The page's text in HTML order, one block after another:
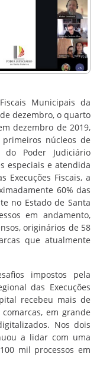
Municipais da
dezembro, o quarto
dezembro de 2019,
núcleos de
Poder Judiciário
especiais e atendida
Execuções Fiscais, a
60% das
no Estado de Santa
em andamento,
originários de 58
que atualmente
impostos pela
das Execuções
recebeu mais de
em grande
Nos dois
a lidar com uma
mil processos em